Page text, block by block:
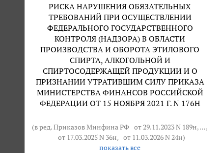
РИСКА НАРУШЕНИЯ ОБЯЗАТЕЛЬНЫХ
ТРЕБОВАНИЙ ПРИ ОСУЩЕСТВЛЕНИИ
ФЕДЕРАЛЬНОГО ГОСУДАРСТВЕННОГО
КОНТРОЛЯ (НАДЗОРА) В ОБЛАСТИ
ПРОИЗВОДСТВА И ОБОРОТА ЭТИЛОВОГО
СПИРТА, АЛКОГОЛЬНОЙ И
СПИРТОСОДЕРЖАЩЕЙ ПРОДУКЦИИ И О
ПРИЗНАНИИ УТРАТИВШИМ СИЛУ ПРИКАЗА
МИНИСТЕРСТВА ФИНАНСОВ РОССИЙСКОЙ
ФЕДЕРАЦИИ ОТ 15 НОЯБРЯ 2021 Г. N 176Н
(в ред. Приказов Минфина РФ от 29.11.2023 N 189н, … ,
от 17.03.2025 N 36н, от 11.03.2026 N 24н)
показать все